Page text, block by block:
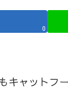
0
キャットフ